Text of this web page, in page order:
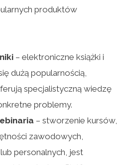
produktów
– elektroniczne książki i
dużą popularnością,
specjalistyczną wiedzę
problemy.
– stworzenie kursów,
zawodowych,
personalnych, jest